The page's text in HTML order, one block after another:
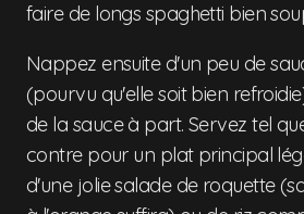
faire de longs spaghetti bien
Nappez ensuite d'un peu de
(pourvu qu'elle soit bien
de la sauce à part. Servez tel
contre pour un plat principal
d'une jolie salade de roquette